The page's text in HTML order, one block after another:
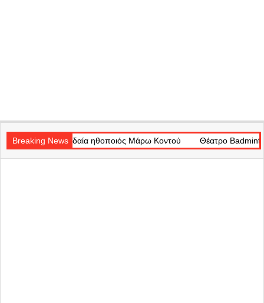
Navigation
Menu
Breaking News
ηθοποιός Μάρω Κοντού Θέατρο Badminton: Το χρονικό